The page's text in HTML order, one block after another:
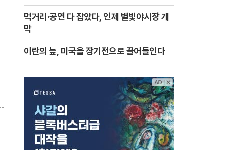
먹거리·공연 다 잡았다, 인제 별빛야시장 개
막
이란의 늪, 미국을 장기전으로 끌어들인다